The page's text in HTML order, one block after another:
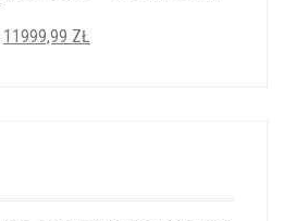
PIERWOTNA
11999,99 ZŁ